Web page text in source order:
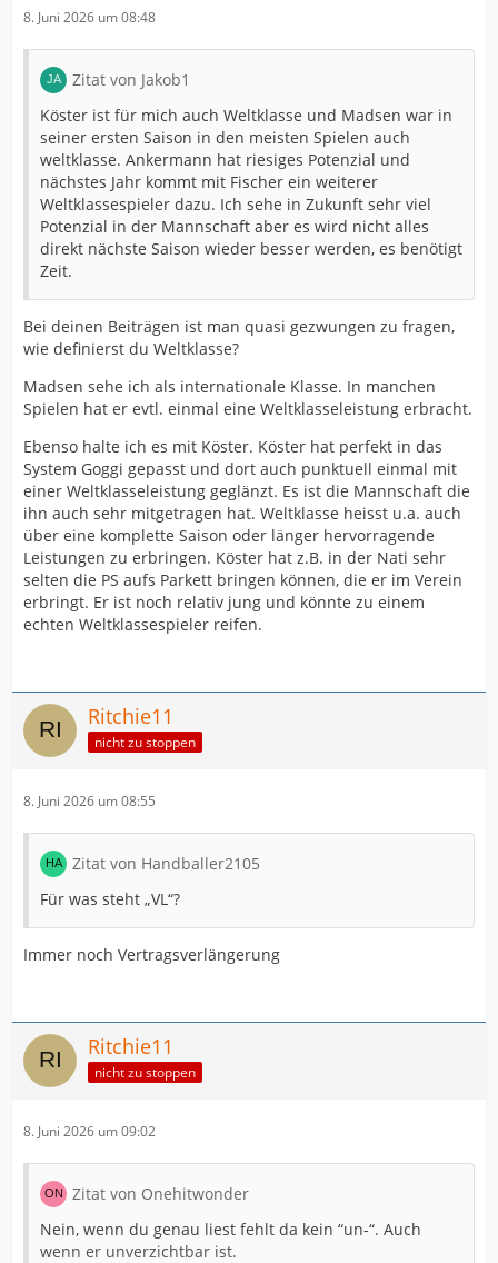
8. Juni 2026 um 08:48
Zitat von Jakob1
Köster ist für mich auch Weltklasse und Madsen war in
seiner ersten Saison in den meisten Spielen auch
weltklasse. Ankermann hat riesiges Potenzial und
nächstes Jahr kommt mit Fischer ein weiterer
Weltklassespieler dazu. Ich sehe in Zukunft sehr viel
Potenzial in der Mannschaft aber es wird nicht alles
direkt nächste Saison wieder besser werden, es benötigt
Zeit.
Bei deinen Beiträgen ist man quasi gezwungen zu fragen,
wie definierst du Weltklasse?
Madsen sehe ich als internationale Klasse. In manchen
Spielen hat er evtl. einmal eine Weltklasseleistung erbracht.
Ebenso halte ich es mit Köster. Köster hat perfekt in das
System Goggi gepasst und dort auch punktuell einmal mit
einer Weltklasseleistung geglänzt. Es ist die Mannschaft die
ihn auch sehr mitgetragen hat. Weltklasse heisst u.a. auch
über eine komplette Saison oder länger hervorragende
Leistungen zu erbringen. Köster hat z.B. in der Nati sehr
selten die PS aufs Parkett bringen können, die er im Verein
erbringt. Er ist noch relativ jung und könnte zu einem
echten Weltklassespieler reifen.
Ritchie11
nicht zu stoppen
8. Juni 2026 um 08:55
Zitat von Handballer2105
Für was steht „VL“?
Immer noch Vertragsverlängerung
Ritchie11
nicht zu stoppen
8. Juni 2026 um 09:02
Zitat von Onehitwonder
Nein, wenn du genau liest fehlt da kein “un-“. Auch
wenn er unverzichtbar ist.